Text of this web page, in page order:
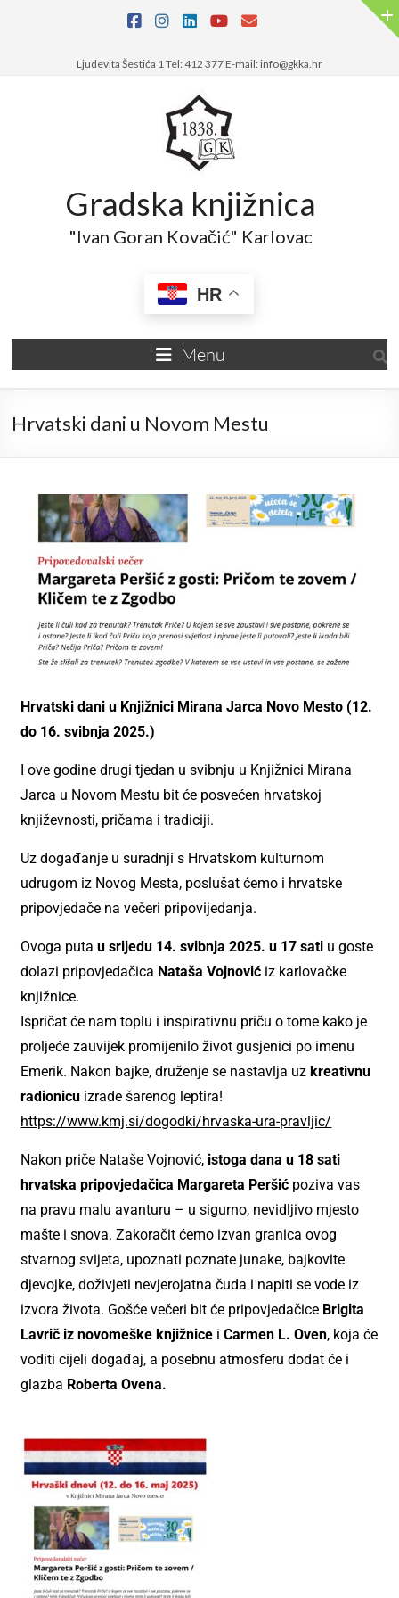
Ljudevita Šestića 1 Tel: 412 377 E-mail: info@gkka.hr
Gradska knjižnica
"Ivan Goran Kovačić" Karlovac
HR
Menu
Hrvatski dani u Novom Mestu
Hrvatski dani u Knjižnici Mirana Jarca Novo Mesto (12.
do 16. svibnja 2025.)
I ove godine drugi tjedan u svibnju u Knjižnici Mirana
Jarca u Novom Mestu bit će posvećen hrvatskoj
književnosti, pričama i tradiciji.
Uz događanje u suradnji s Hrvatskom kulturnom
udrugom iz Novog Mesta, poslušat ćemo i hrvatske
pripovjedače na večeri pripovijedanja.
Ovoga putau srijedu 14. svibnja 2025. u 17 sati u goste
dolazi pripovjedačica Nataša Vojnović iz karlovačke
knjižnice.
Ispričat će nam toplu i inspirativnu priču o tome kako je
proljeće zauvijek promijenilo život gusjenici po imenu
Emerik. Nakon bajke, druženje se nastavlja uzkreativnu
radionicu izrade šarenog leptira!
https://www.kmj.si/dogodki/hrvaska-ura-pravljic/
Nakon priče Nataše Vojnović, istoga dana u 18 sati
hrvatska pripovjedačica Margareta Peršić poziva vas
na pravu malu avanturu – u sigurno, nevidljivo mjesto
mašte i snova. Zakoračit ćemo izvan granica ovog
stvarnog svijeta, upoznati poznate junake, bajkovite
djevojke, doživjeti nevjerojatna čuda i napiti se vode iz
izvora života. Gošće večeri bit će pripovjedačice Brigita
Lavrič iz novomeške knjižnice iCarmen L. Oven, koja će
voditi cijeli događaj, a posebnu atmosferu dodat će i
glazba Roberta Ovena.